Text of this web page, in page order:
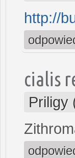
http://
cialis
Priligy